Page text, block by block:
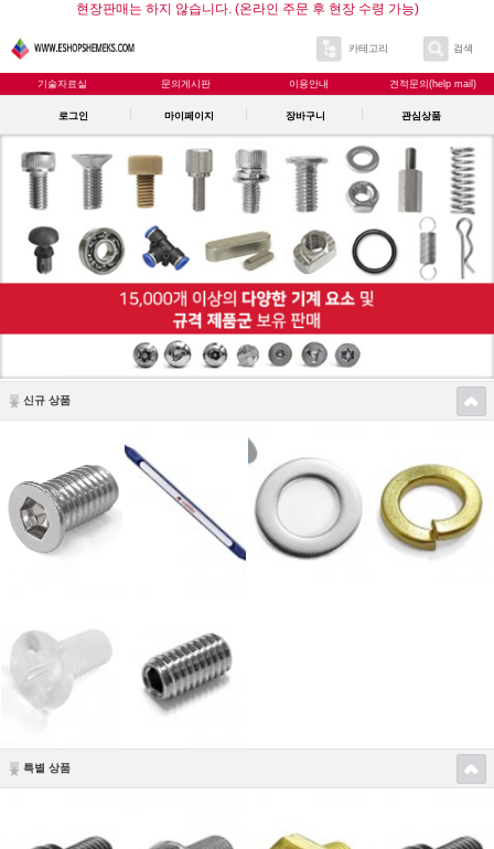
현장판매는 하지 않습니다. (온라인 주문 후 현장 수령 가능)
카테고리 검색
기술자료실 문의게시판 이용안내 견적문의(help mail)
로그인 마이페이지 장바구니 관심상품
신규 상품
특별 상품